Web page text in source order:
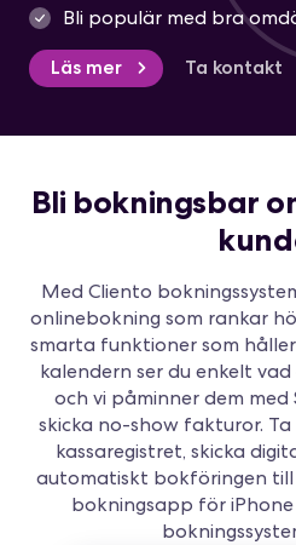
Bli populär med bra
Läs mer
Ta kontakt
Bli bokningsbar
Med Cliento
onlinebokning som rankar
smarta funktioner som
kalendern ser du enkelt
och vi påminner dem
skicka no-show fakturor.
kassaregistret, skicka
automatiskt bokföringen till
bokningsapp för